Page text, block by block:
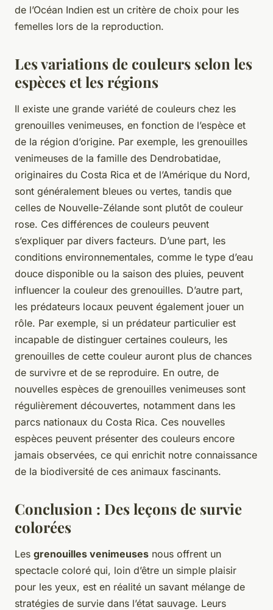
de l’Océan Indien est un critère de choix pour les
femelles lors de la reproduction.
Les variations de couleurs selon les
espèces et les régions
Il existe une grande variété de couleurs chez les
grenouilles venimeuses, en fonction de l’espèce et
de la région d’origine. Par exemple, les grenouilles
venimeuses de la famille des Dendrobatidae,
originaires du Costa Rica et de l’Amérique du Nord,
sont généralement bleues ou vertes, tandis que
celles de Nouvelle-Zélande sont plutôt de couleur
rose. Ces différences de couleurs peuvent
s’expliquer par divers facteurs. D’une part, les
conditions environnementales, comme le type d’eau
douce disponible ou la saison des pluies, peuvent
influencer la couleur des grenouilles. D’autre part,
les prédateurs locaux peuvent également jouer un
rôle. Par exemple, si un prédateur particulier est
incapable de distinguer certaines couleurs, les
grenouilles de cette couleur auront plus de chances
de survivre et de se reproduire. En outre, de
nouvelles espèces de grenouilles venimeuses sont
régulièrement découvertes, notamment dans les
parcs nationaux du Costa Rica. Ces nouvelles
espèces peuvent présenter des couleurs encore
jamais observées, ce qui enrichit notre connaissance
de la biodiversité de ces animaux fascinants.
Conclusion : Des leçons de survie
colorées
Les grenouilles venimeuses nous offrent un
spectacle coloré qui, loin d’être un simple plaisir
pour les yeux, est en réalité un savant mélange de
stratégies de survie dans l’état sauvage. Leurs